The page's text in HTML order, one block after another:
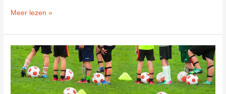
Rooms-
Dameskorfbalclub
Avanti
in
Schijndel
Meer lezen »